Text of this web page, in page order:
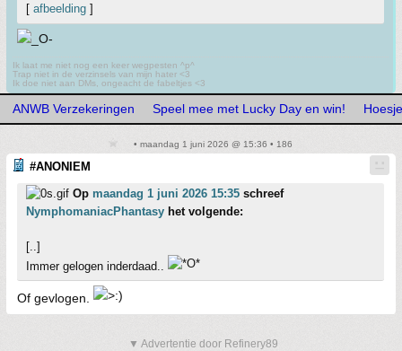
[ afbeelding ]
Ik laat me niet nog een keer wegpesten ^p^
Trap niet in de verzinsels van mijn hater <3
Ik doe niet aan DMs, ongeacht de fabeltjes <3
ANWB Verzekeringen Speel mee met Lucky Day en win!
• maandag 1 juni 2026 @ 15:36 • 186
#ANONIEM
Op maandag 1 juni 2026 15:35 schreef
NymphomaniacPhantasy het volgende:
[..]
Immer gelogen inderdaad..
Of gevlogen.
▼ Advertentie door Refinery89